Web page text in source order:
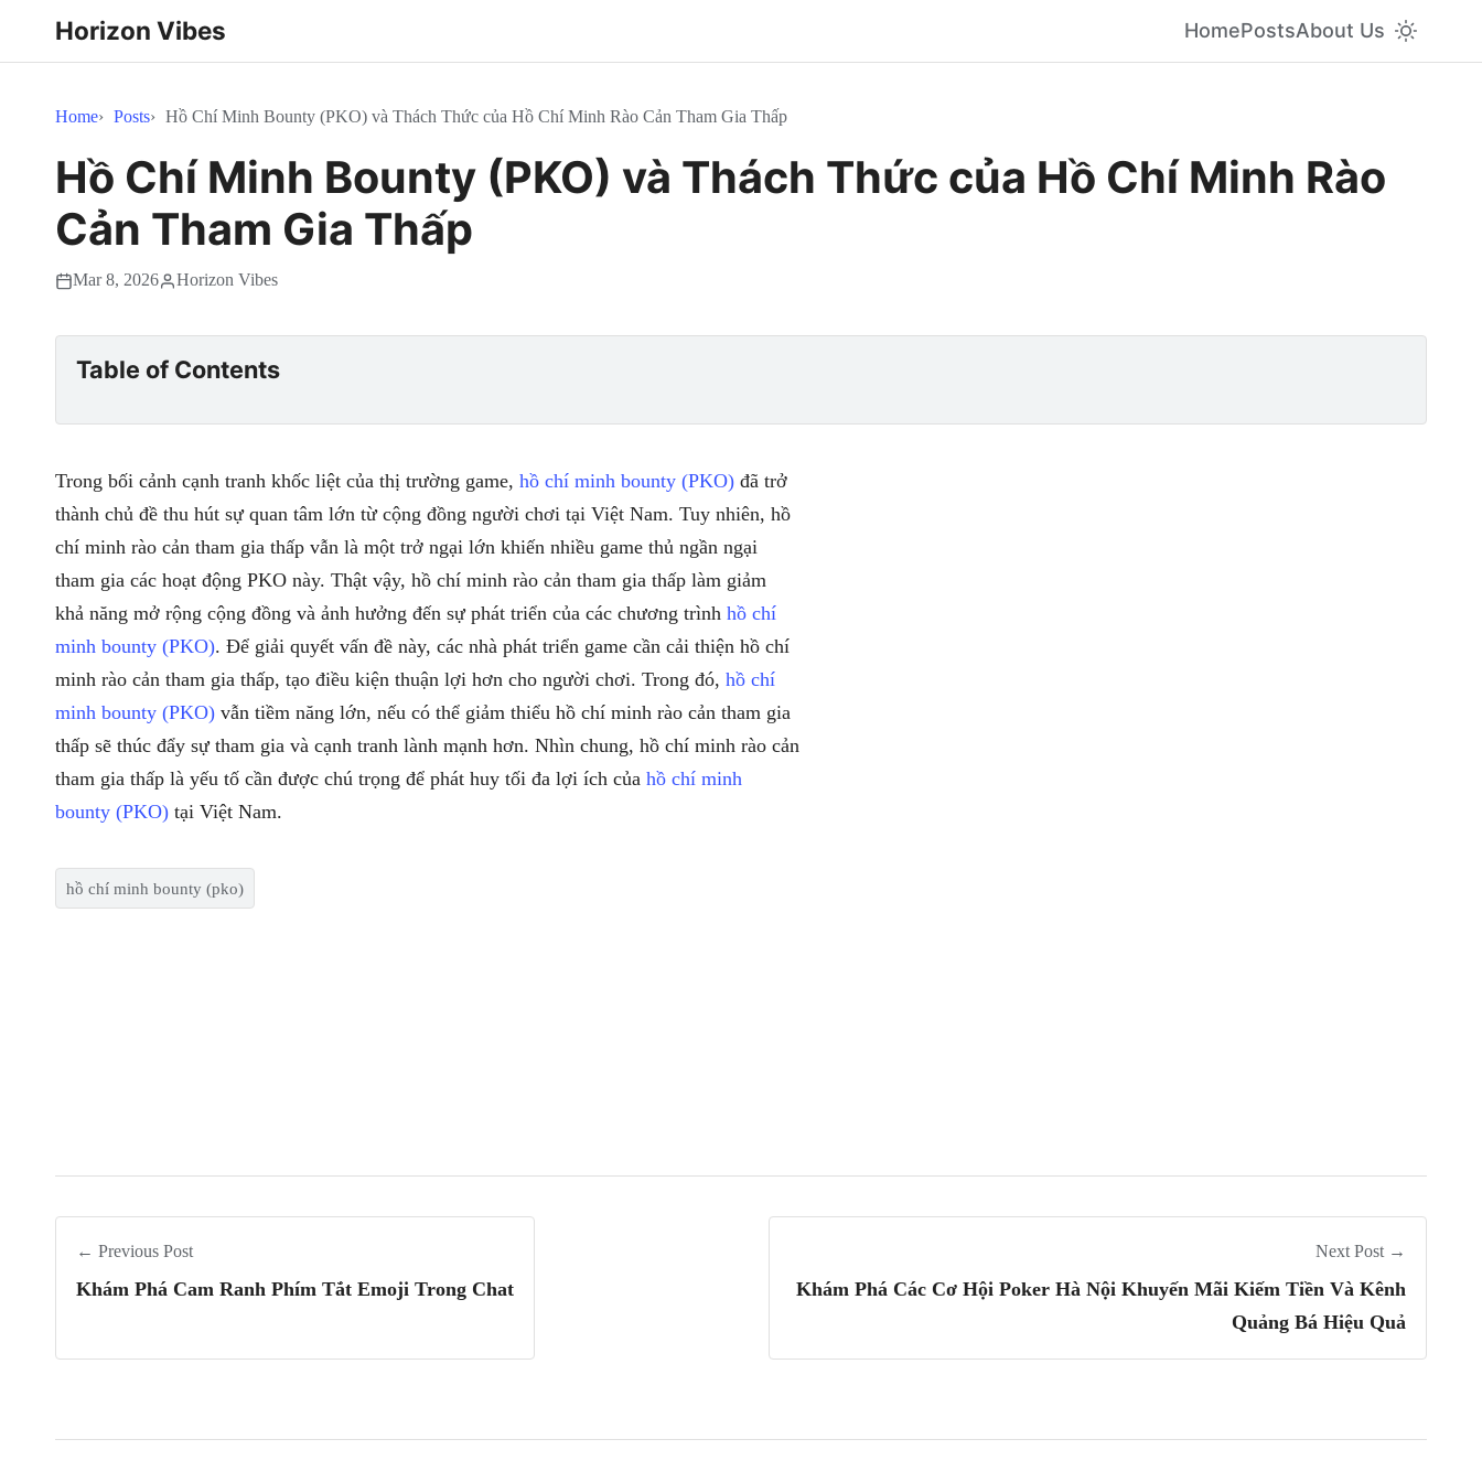
Horizon Vibes HomePostsAbout Us
Home Posts Hồ Chí Minh Bounty (PKO) và Thách Thức của Hồ Chí Minh Rào Cản Tham Gia Thấp
Hồ Chí Minh Bounty (PKO) và Thách Thức của Hồ Chí Minh Rào
Cản Tham Gia Thấp
Mar 8, 2026 Horizon Vibes
Table of Contents
Trong bối cảnh cạnh tranh khốc liệt của thị trường game, hồ chí minh bounty (PKO) đã trở
thành chủ đề thu hút sự quan tâm lớn từ cộng đồng người chơi tại Việt Nam. Tuy nhiên, hồ
chí minh rào cản tham gia thấp vẫn là một trở ngại lớn khiến nhiều game thủ ngần ngại
tham gia các hoạt động PKO này. Thật vậy, hồ chí minh rào cản tham gia thấp làm giảm
khả năng mở rộng cộng đồng và ảnh hưởng đến sự phát triển của các chương trình hồ chí
minh bounty (PKO). Để giải quyết vấn đề này, các nhà phát triển game cần cải thiện hồ chí
minh rào cản tham gia thấp, tạo điều kiện thuận lợi hơn cho người chơi. Trong đó, hồ chí
minh bounty (PKO) vẫn tiềm năng lớn, nếu có thể giảm thiểu hồ chí minh rào cản tham gia
thấp sẽ thúc đẩy sự tham gia và cạnh tranh lành mạnh hơn. Nhìn chung, hồ chí minh rào cản
tham gia thấp là yếu tố cần được chú trọng để phát huy tối đa lợi ích của hồ chí minh
bounty (PKO) tại Việt Nam.
hồ chí minh bounty (pko)
← Previous Post
Khám Phá Cam Ranh Phím Tắt Emoji Trong Chat
Next Post →
Khám Phá Các Cơ Hội Poker Hà Nội Khuyến Mãi Kiếm Tiền Và Kênh
Quảng Bá Hiệu Quả